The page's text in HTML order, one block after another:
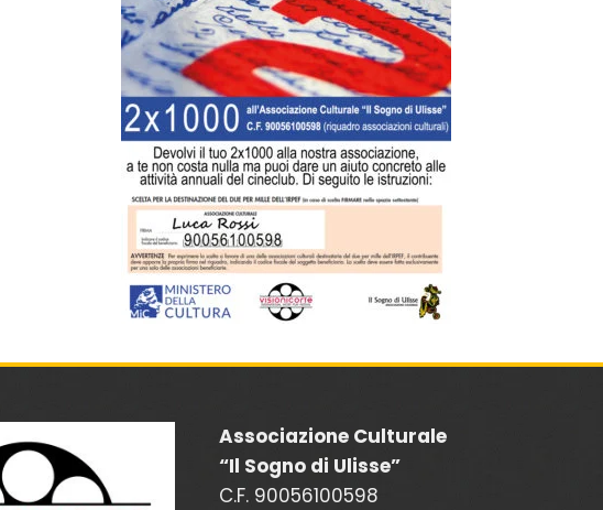
Associazione Culturale
“Il Sogno di Ulisse”
C.F. 90056100598